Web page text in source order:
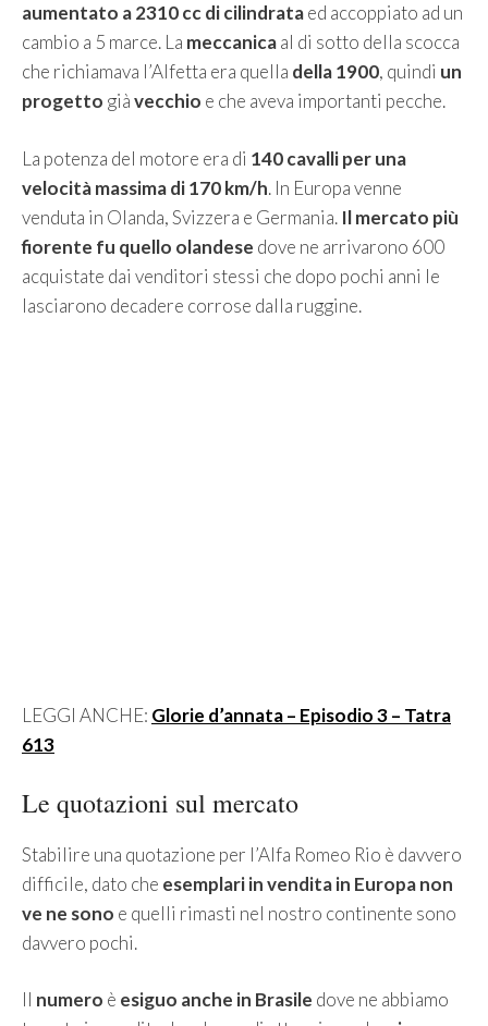
aumentato a 2310 cc di cilindrataed accoppiato ad un
cambio a 5 marce. La meccanicaal di sotto della scocca
che richiamava l’Alfetta era quella della 1900, quindi un
progetto giàvecchio e che aveva importanti pecche.
La potenza del motore era di 140 cavalli per una
velocità massima di 170 km/h. In Europa venne
venduta in Olanda, Svizzera e Germania. Il mercato più
fiorente fu quello olandese dove ne arrivarono 600
acquistate dai venditori stessi che dopo pochi anni le
lasciarono decadere corrose dalla ruggine.
LEGGI ANCHE: Glorie d’annata – Episodio 3 – Tatra
613
Le quotazioni sul mercato
Stabilire una quotazione per l’Alfa Romeo Rio è davvero
difficile, dato che esemplari in vendita in Europa non
ve ne sono e quelli rimasti nel nostro continente sono
davvero pochi.
Il numero è esiguo anche in Brasile dove ne abbiamo